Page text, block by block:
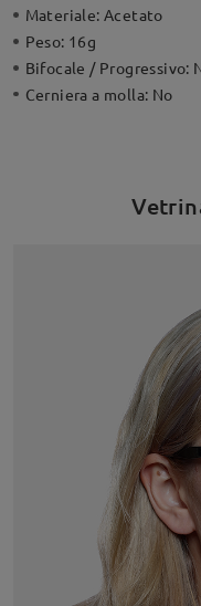
Materiale:Acetato
Peso: 16g
Bifocale / Progressivo:
Cerniera a molla: No